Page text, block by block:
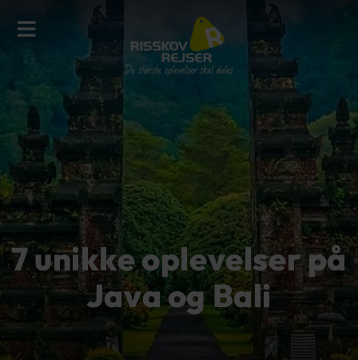
7 unikke oplevelser på
Java og Bali